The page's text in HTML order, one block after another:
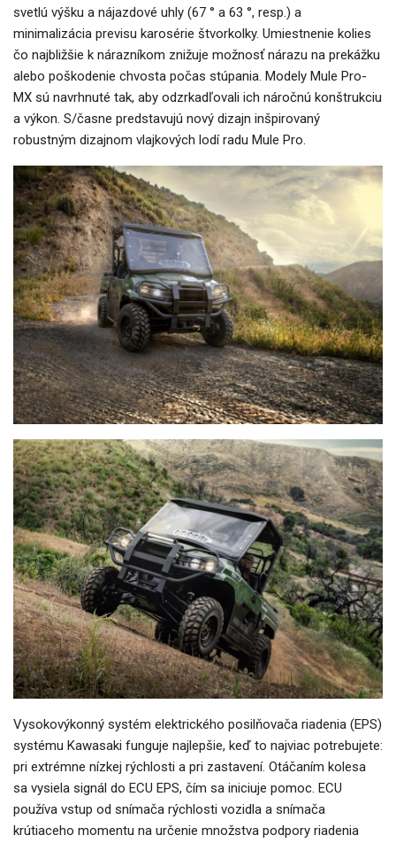
svetlú výšku a nájazdové uhly (67 ° a 63 °, resp.) a
minimalizácia previsu karosérie štvorkolky. Umiestnenie kolies
čo najbližšie k nárazníkom znižuje možnosť nárazu na prekážku
alebo poškodenie chvosta počas stúpania. Modely Mule Pro-
MX sú navrhnuté tak, aby odzrkadľovali ich náročnú konštrukciu
a výkon. S/časne predstavujú nový dizajn inšpirovaný
robustným dizajnom vlajkových lodí radu Mule Pro.
Vysokovýkonný systém elektrického posilňovača riadenia (EPS)
systému Kawasaki funguje najlepšie, keď to najviac potrebujete:
pri extrémne nízkej rýchlosti a pri zastavení. Otáčaním kolesa
sa vysiela signál do ECU EPS, čím sa iniciuje pomoc. ECU
používa vstup od snímača rýchlosti vozidla a snímača
krútiaceho momentu na určenie množstva podpory riadenia